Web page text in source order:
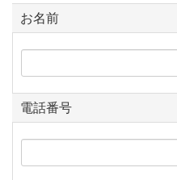
お名前
電話番号